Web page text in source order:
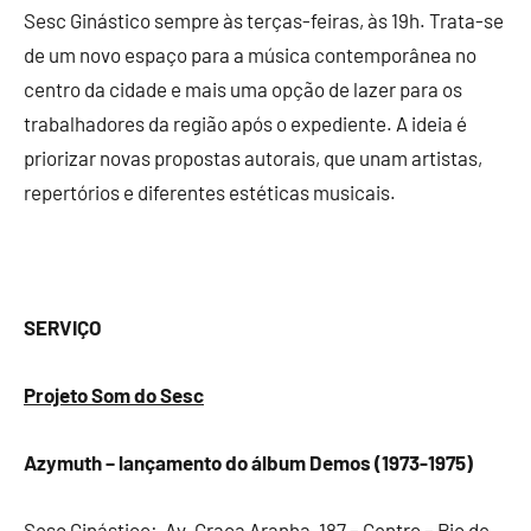
Sesc Ginástico sempre às terças-feiras, às 19h. Trata-se
de um novo espaço para a música contemporânea no
centro da cidade e mais uma opção de lazer para os
trabalhadores da região após o expediente. A ideia é
priorizar novas propostas autorais, que unam artistas,
repertórios e diferentes estéticas musicais.
SERVIÇO
Projeto Som do Sesc
Azymuth – lançamento do álbum Demos (1973-1975)